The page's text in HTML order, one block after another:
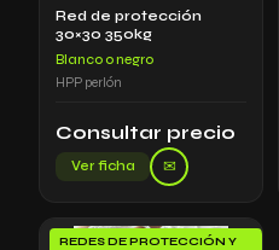
Red de protección
30×30 350kg
Blanco o negro
HPP perlón
Consultar precio
Ver ficha ✉
REDES DE PROTECCIÓN Y